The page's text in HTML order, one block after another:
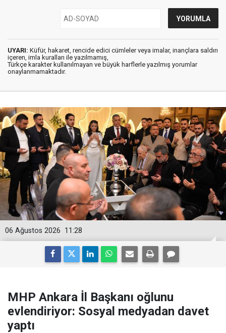
UYARI: Küfür, hakaret, rencide edici cümleler veya imalar, inançlara saldırı
içeren, imla kuralları ile yazılmamış,
Türkçe karakter kullanılmayan ve büyük harflerle yazılmış yorumlar
onaylanmamaktadır.
11:28
06 Ağustos 2026
MHP Ankara İl Başkanı oğlunu
evlendiriyor: Sosyal medyadan davet
yaptı